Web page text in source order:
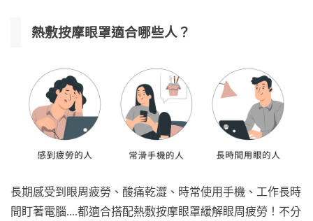
熱敷按摩眼罩適合哪些人？
長期感受到眼周疲勞、酸痛乾澀、時常使用手機、工作長時
間盯著電腦....都適合搭配熱敷按摩眼罩緩解眼周疲勞！不分